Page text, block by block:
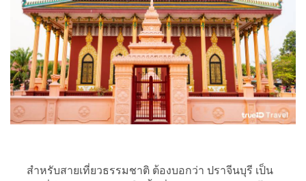
สำหรับสายเที่ยวธรรมชาติ ต้องบอกว่า ปราจีนบุรี เป็น